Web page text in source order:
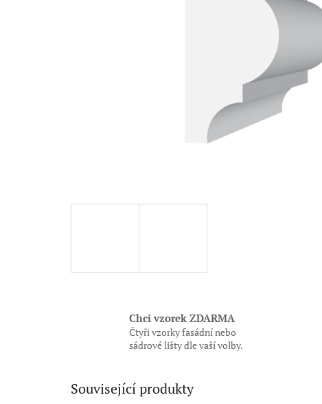
Chci vzorek ZDARMA
Čtyři vzorky fasádní nebo
sádrové lišty dle vaší volby.
Související produkty